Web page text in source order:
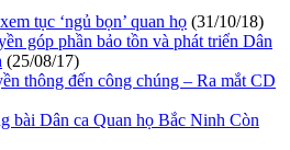
tục ‘ngủ bọn’ quan họ (31/10/18)
góp phần bảo tồn và phát triển Dân
(25/08/17)
thông đến công chúng – Ra mắt CD
bài Dân ca Quan họ Bắc Ninh Còn